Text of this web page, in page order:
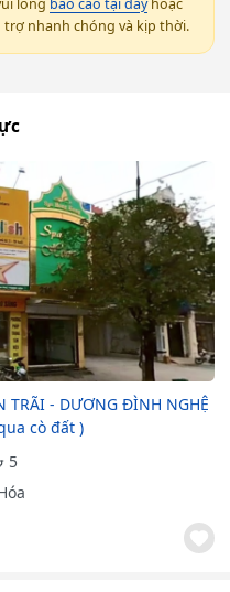
lòng báo cáo tại đâyhoặc
trợ nhanh chóng và kịp thời.
TRÃI - DƯƠNG ĐÌNH NGHỆ
cò đất )
5